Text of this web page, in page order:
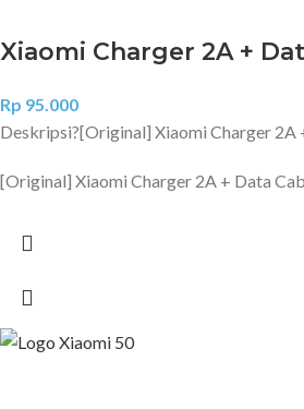
Xiaomi Charger 2A +
Rp 95.000
Deskripsi?[Original] Xiaomi Charger 2A
[Original] Xiaomi Charger 2A + Data